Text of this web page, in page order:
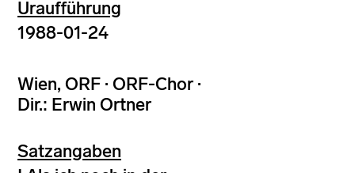
Uraufführung
1988-01-24
Wien, ORF · ORF-Chor ·
Dir.: Erwin Ortner
Satzangaben